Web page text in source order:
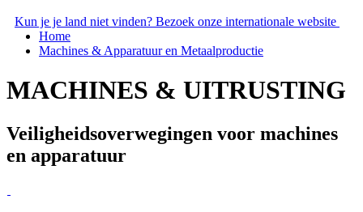
Kun je je land niet vinden? Bezoek onze internationale website
Home
Machines & Apparatuur en Metaalproductie
MACHINES & UITRUSTING
Veiligheidsoverwegingen voor machines
en apparatuur